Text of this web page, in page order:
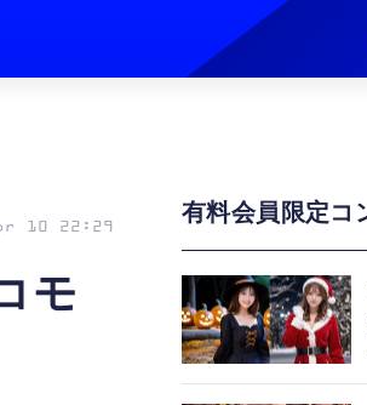
モ
10 22:29
有料会員限定コ